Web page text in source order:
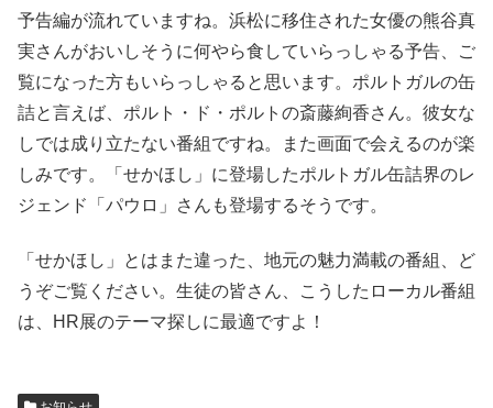
予告編が流れていますね。浜松に移住された女優の熊谷真
実さんがおいしそうに何やら食していらっしゃる予告、ご
覧になった方もいらっしゃると思います。ポルトガルの缶
詰と言えば、ポルト・ド・ポルトの斎藤絢香さん。彼女な
しでは成り立たない番組ですね。また画面で会えるのが楽
しみです。「せかほし」に登場したポルトガル缶詰界のレ
ジェンド「パウロ」さんも登場するそうです。
「せかほし」とはまた違った、地元の魅力満載の番組、ど
うぞご覧ください。生徒の皆さん、こうしたローカル番組
は、HR展のテーマ探しに最適ですよ！